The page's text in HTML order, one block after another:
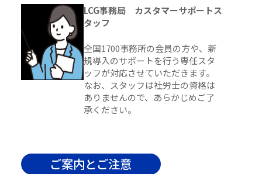
LCG事務局 カスタマーサポートス
タッフ
全国1700事務所の会員の方や、新
規導入のサポートを行う専任スタ
ッフが対応させていただきます。
なお、スタッフは社労士の資格は
ありませんので、あらかじめご了
承ください。
ご案内とご注意